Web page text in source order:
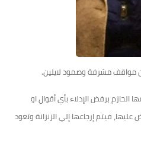
مواضيع عامة
مواقف مشرفة وصمود لايلين.
الحازم برفض الإدلاء بأي أقوال او
عليها، فيتم إرجاعها إلي الزنزانة وتعود